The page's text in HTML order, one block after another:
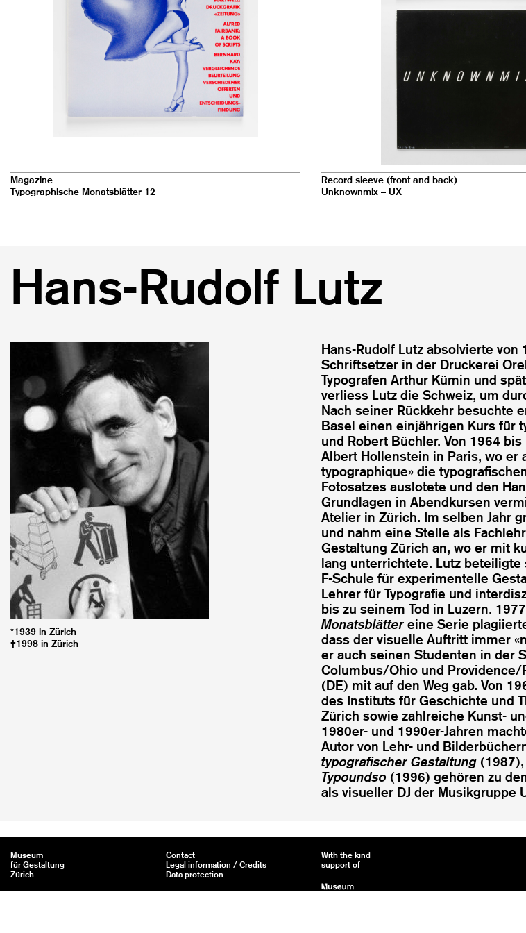
Magazine
Typographische Monatsblätter 12
Record sleeve (front and back)
Unknownmix – UX
Hans-Rudolf Lutz
*1939 in Zürich
†1998 in Zürich
Hans-Rudolf Lutz absolvierte
Schriftsetzer in der Druckerei
Typografen Arthur Kümin und
verliess Lutz die Schweiz, um
Nach seiner Rückkehr besuchte
Basel einen einjährigen Kurs für
und Robert Büchler. Von 1964
Albert Hollenstein in Paris, wo er
typographique» die
Fotosatzes auslotete und den
Grundlagen in Abendkursen
Atelier in Zürich. Im selben Jahr
und nahm eine Stelle als
Gestaltung Zürich an, wo er mit
lang unterrichtete. Lutz beteiligte
F-Schule für experimentelle
Lehrer für Typografie und
bis zu seinem Tod in Luzern.
Monatsblätter eine Serie
dass der visuelle Auftritt immer
er auch seinen Studenten in der
Columbus/Ohio und Providence/
(DE) mit auf den Weg gab. Von
des Instituts für Geschichte und
Zürich sowie zahlreiche Kunst-
1980er- und 1990er-Jahren
Autor von Lehr- und
typografischer Gestaltung (1987),
Typoundso (1996) gehören zu
als visueller DJ der Musikgruppe
Museum
für Gestaltung
Zürich
eGuide
Contact
Legal information / Credits
Data protection
With the kind
support of